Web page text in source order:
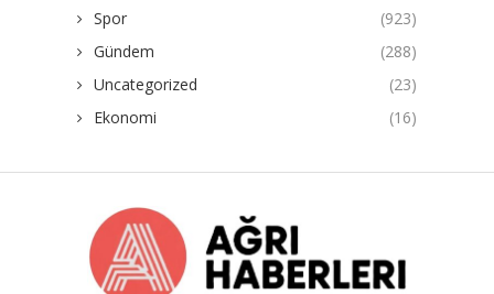
Spor
(923)
Gündem
(288)
Uncategorized
(23)
Ekonomi
(16)